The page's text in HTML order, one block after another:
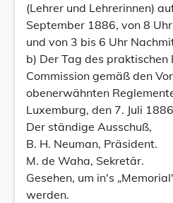
(Lehrer und Lehrerinnen)
September 1886, von 8
und von 3 bis 6 Uhr
b) Der Tag des
Commission gemäß den
obenerwähnten
Luxemburg, den 7. Juli
Der ständige Ausschuß,
B. H. Neuman, Präsident.
M. de Waha, Sekretär.
Gesehen, um in's
werden.